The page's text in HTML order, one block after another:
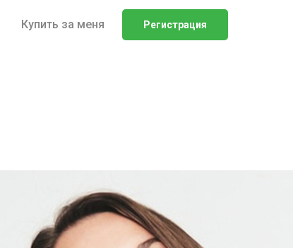
Купить за меня Регистрация